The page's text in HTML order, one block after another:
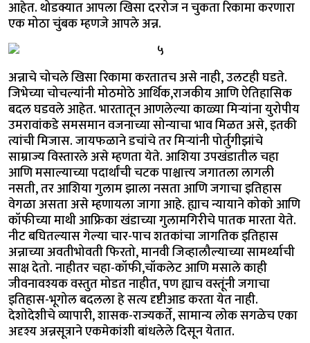
आहेत. थोडक्यात आपला खिसा दररोज न चुकता रिकामा करणारा
एक मोठा चुंबक म्हणजे आपले अन्न.
अन्नाचे चोचले खिसा रिकामा करतातच असे नाही, उलटही घडते.
जिभेच्या चोचल्यांनी मोठमोठे आर्थिक,राजकीय आणि ऐतिहासिक
बदल घडवले आहेत. भारतातून आणलेल्या काळ्या मिऱ्यांना युरोपीय
उमरावांकडे समसमान वजनाच्या सोन्याचा भाव मिळत असे, इतकी
त्यांची मिजास. जायफळाने डचांचे तर मिऱ्यांनी पोर्तुगीझांचे
साम्राज्य विस्तारले असे म्हणता येते. आशिया उपखंडातील चहा
आणि मसाल्याच्या पदार्थांची चटक पाश्चात्त्य जगातला लागली
नसती, तर आशिया गुलाम झाला नसता आणि जगाचा इतिहास
वेगळा असता असे म्हणायला जागा आहे. ह्याच न्यायाने कोको आणि
कॉफीच्या माथी आफ्रिका खंडाच्या गुलामगिरीचे पातक मारता येते.
नीट बघितल्यास गेल्या चार-पाच शतकांचा जागतिक इतिहास
अन्नाच्या अवतीभोवती फिरतो, मानवी जिव्हालौल्याच्या सामर्थ्याची
साक्ष देतो. नाहीतर चहा-कॉफी,चॉकलेट आणि मसाले काही
जीवनावश्यक वस्तुत मोडत नाहीत, पण ह्याच वस्तूंनी जगाचा
इतिहास-भूगोल बदलला हे सत्य दृष्टीआड करता येत नाही.
देशोदेशीचे व्यापारी, शासक-राज्यकर्ते, सामान्य लोक सगळेच एका
अदृश्य अन्नसूत्राने एकमेकांशी बांधलेले दिसून येतात.